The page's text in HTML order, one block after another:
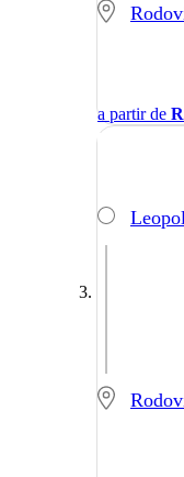
a partir de